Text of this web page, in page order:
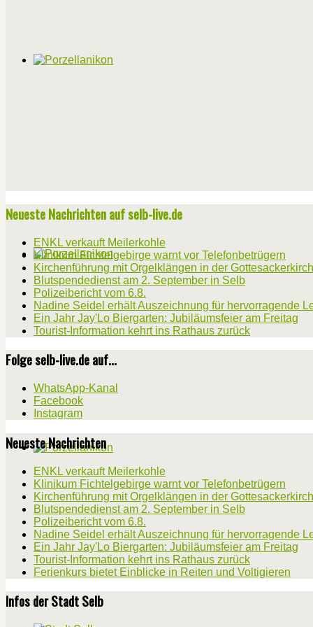
Neueste Nachrichten auf selb-live.de
ENKL verkauft Meilerkohle
Klinikum Fichtelgebirge warnt vor Telefonbetrügern
Kirchenführung mit Orgelklängen in der
Blutspendedienst am 2. September in Selb
Polizeibericht vom 6.8.
Nadine Seidel erhält Auszeichnung für hervorragende
Ein Jahr Jay'Lo Biergarten: Jubiläumsfeier am Freitag
Tourist-Information kehrt ins Rathaus zurück
Folge selb-live.de auf...
WhatsApp-Kanal
Facebook
Instagram
Neueste Nachrichten
ENKL verkauft Meilerkohle
Klinikum Fichtelgebirge warnt vor Telefonbetrügern
Kirchenführung mit Orgelklängen in der
Blutspendedienst am 2. September in Selb
Polizeibericht vom 6.8.
Nadine Seidel erhält Auszeichnung für hervorragende
Ein Jahr Jay'Lo Biergarten: Jubiläumsfeier am Freitag
Tourist-Information kehrt ins Rathaus zurück
Ferienkurs bietet Einblicke in Reiten und Voltigieren
Infos der Stadt Selb